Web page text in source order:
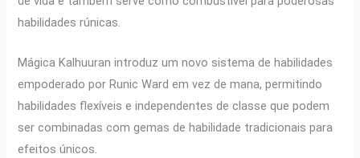
habilidades rúnicas.
Mágica Kalhuuran introduz um novo sistema de habilidades
empoderado por Runic Ward em vez de mana, permitindo
habilidades flexíveis e independentes de classe que podem
ser combinadas com gemas de habilidade tradicionais para
efeitos únicos.